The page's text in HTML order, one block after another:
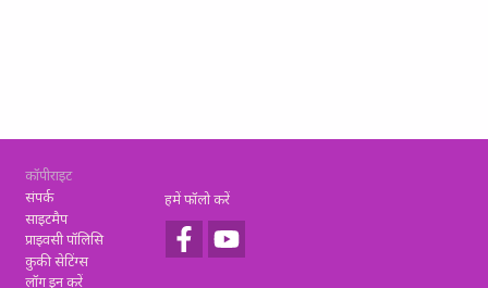
Footer
कॉपीराइट
संपर्क
साइटमैप
प्राइवसी पॉलिसि
कुकी सेटिंग्स
लॉग इन करें
हमें फॉलो करें